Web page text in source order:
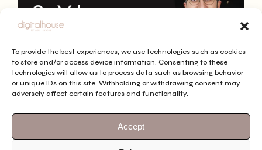
To provide the best experiences, we use technologies such as cookies
to store and/or access device information. Consenting to these
technologies will allow us to process data such as browsing behavior
or unique IDs on this site. Withholding or withdrawing consent may
adversely affect certain features and functionality.
Accept